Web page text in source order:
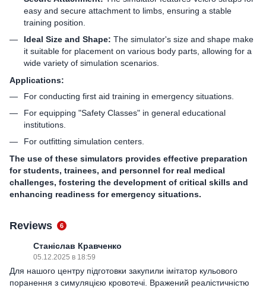
easy and secure attachment to limbs, ensuring a stable
training position.
Ideal Size and Shape: The simulator's size and shape make
it suitable for placement on various body parts, allowing for a
wide variety of simulation scenarios.
Applications:
For conducting first aid training in emergency situations.
For equipping "Safety Classes" in general educational
institutions.
For outfitting simulation centers.
The use of these simulators provides effective preparation
for students, trainees, and personnel for real medical
challenges, fostering the development of critical skills and
enhancing readiness for emergency situations.
Reviews 6
Станіслав Кравченко
05.12.2025 в 18:59
Для нашого центру підготовки закупили імітатор кульового
поранення з симуляцією кровотечі. Вражений реалістичністю